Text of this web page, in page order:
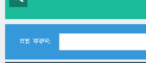
প্রশ্ন করুন: